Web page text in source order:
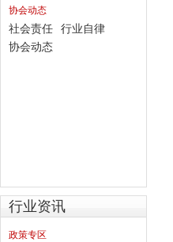
协会动态
社会责任
行业自律
协会动态
行业资讯
政策专区